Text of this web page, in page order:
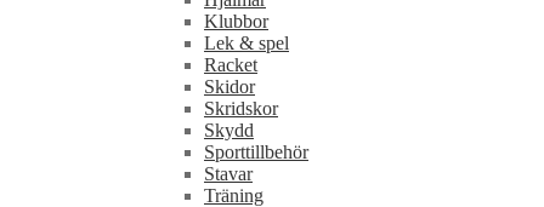
Klubbor
Lek & spel
Racket
Skidor
Skridskor
Skydd
Sporttillbehör
Stavar
Träning